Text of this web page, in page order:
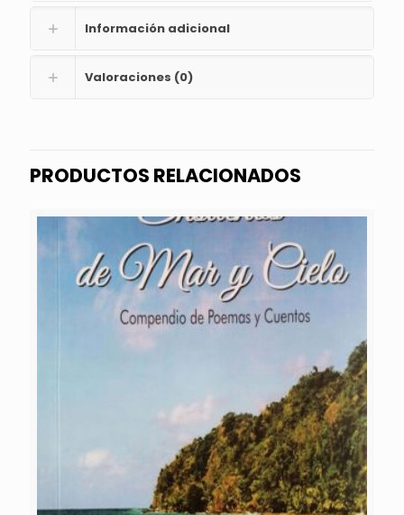
Información adicional
Valoraciones (0)
PRODUCTOS RELACIONADOS